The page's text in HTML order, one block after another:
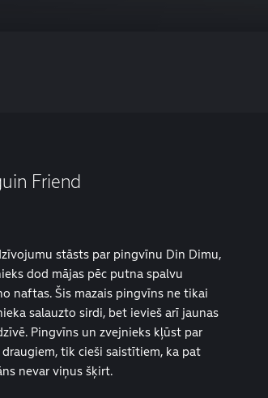
Friend
stāsts par pingvīnu Din Dimu,
dod mājas pēc putna spalvu
naftas. Šis mazais pingvīns ne tikai
salauzto sirdi, bet ievieš arī jaunas
Pingvīns un zvejnieks kļūst par
tik cieši saistītiem, ka pat
nevar viņus šķirt.